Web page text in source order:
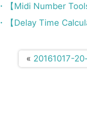
・【Midi Number
・【Delay Time
« 20161017-